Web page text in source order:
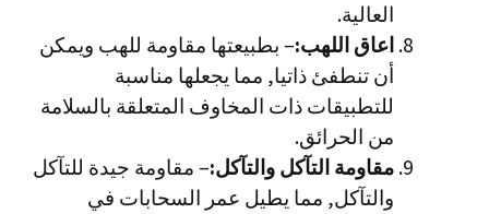
العالية.
اعاق اللهب:– بطبيعتها مقاومة للهب ويمكن
أن تنطفئ ذاتيا, مما يجعلها مناسبة
للتطبيقات ذات المخاوف المتعلقة بالسلامة
من الحرائق.
مقاومة التآكل والتآكل:– مقاومة جيدة للتآكل
والتآكل, مما يطيل عمر السحابات في